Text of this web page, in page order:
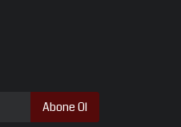
Abone Ol